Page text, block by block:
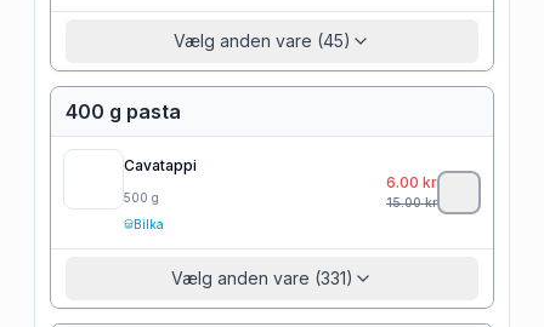
Vælg anden vare (45)
400 g pasta
Cavatappi
500 g
Bilka
6.00 kr
15.00kr
Vælg anden vare (331)